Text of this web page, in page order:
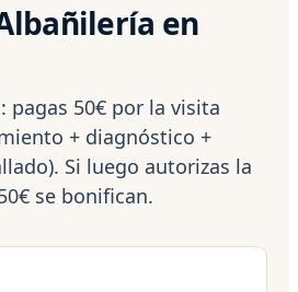
en
pagas 50€ por la visita
+ diagnóstico +
Si luego autorizas la
se bonifican.